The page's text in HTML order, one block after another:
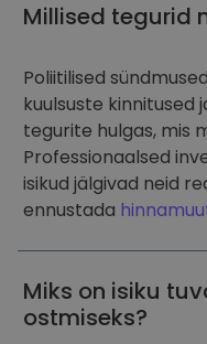
Millised tegurid
Poliitilised
kuulsuste kinnitused
tegurite hulgas, mis
Professionaalsed
isikud jälgivad neid
ennustada
Miks on isiku
ostmiseks?